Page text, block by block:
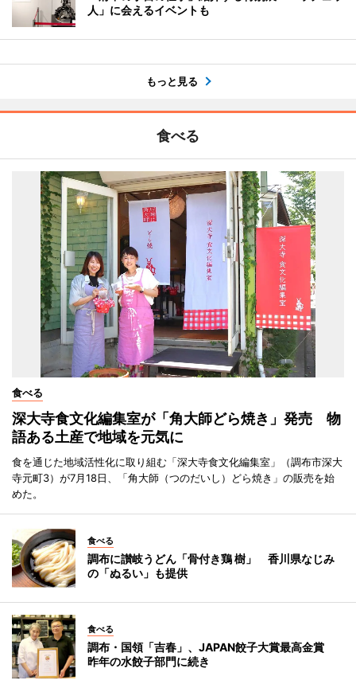
人」に会えるイベントも
もっと見る
食べる
食べる
深大寺食文化編集室が「角大師どら焼き」発売 物
語ある土産で地域を元気に
食を通じた地域活性化に取り組む「深大寺食文化編集室」（調布市深大
寺元町3）が7月18日、「角大師（つのだいし）どら焼き」の販売を始
めた。
食べる
調布に讃岐うどん「骨付き鶏 樹」 香川県なじみ
の「ぬるい」も提供
食べる
調布・国領「吉春」、JAPAN餃子大賞最高金賞
昨年の水餃子部門に続き